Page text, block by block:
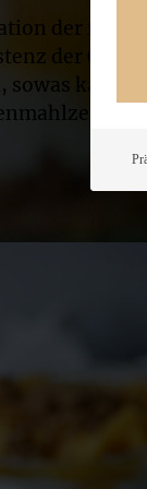
der
der
sowas kann